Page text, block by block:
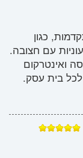
כגון
עם חצובה.
ואינטרקום
בית עסק.